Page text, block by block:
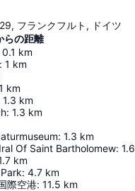
フランクフルト, ドイツ
の距離
0.1 km
: 1 km
km
1.3 km
: 1.3 km
: 1.3 km
Of Saint Bartholomew: 1.6
km
: 4.7 km
際空港: 11.5 km